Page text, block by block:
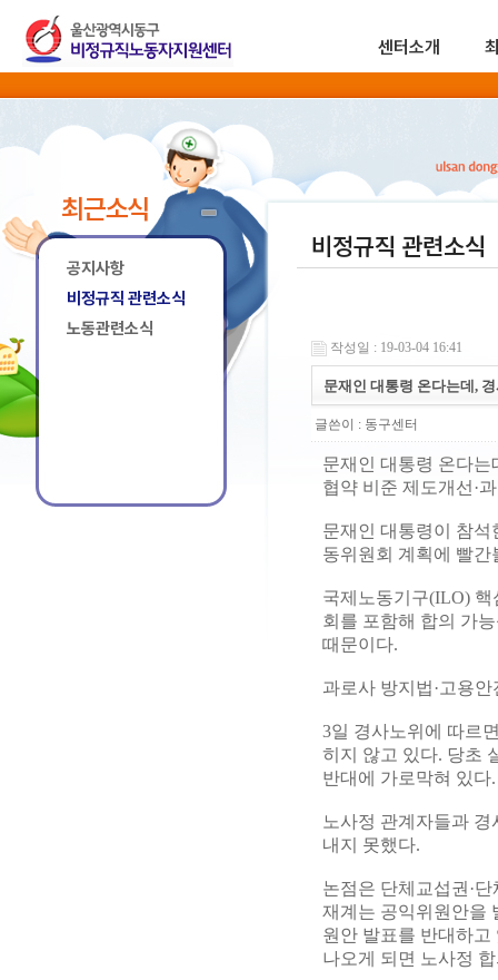
센터소개
최근소식
공지사항
비정규직 관련소식
노동관련소식
비정규직 관련소식
작성일 : 19-03-04 16:41
문재인 대통령 온다는데,
글쓴이 : 동구센터
문재인 대통령 온다
협약 비준 제도개선·
문재인 대통령이 참
동위원회 계획에 빨간
국제노동기구(ILO)
회를 포함해 합의 가
때문이다.
과로사 방지법·고용
3일 경사노위에 따르
히지 않고 있다. 당초
반대에 가로막혀 있다.
노사정 관계자들과
내지 못했다.
논점은 단체교섭권·
재계는 공익위원안을
원안 발표를 반대하
나오게 되면 노사정